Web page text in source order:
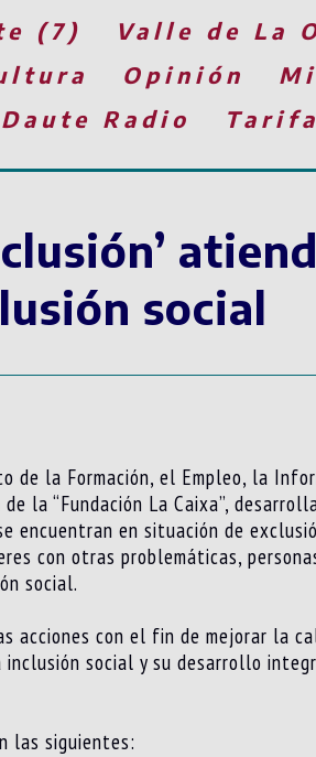
(7) Valle de La
Opinión
Radio
social
de la Formación, el Empleo, la
la “Fundación La Caixa”,
encuentran en situación de
con otras problemáticas,
social.
acciones con el fin de mejorar la
social y su desarrollo
las siguientes: